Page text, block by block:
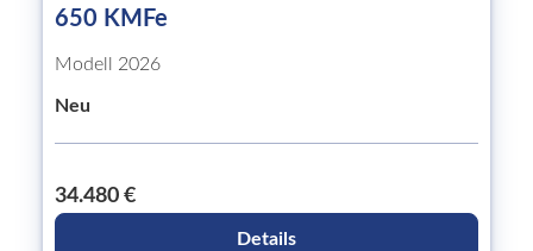
650 KMFe
Modell 2026
Neu
34.480 €
Details